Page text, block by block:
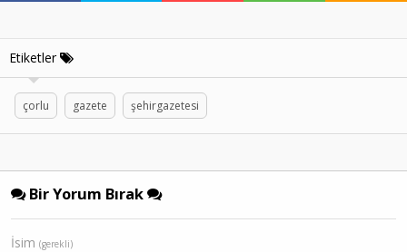
Etiketler
çorlu gazete şehirgazetesi
Bir Yorum Bırak
İsim (gerekli)